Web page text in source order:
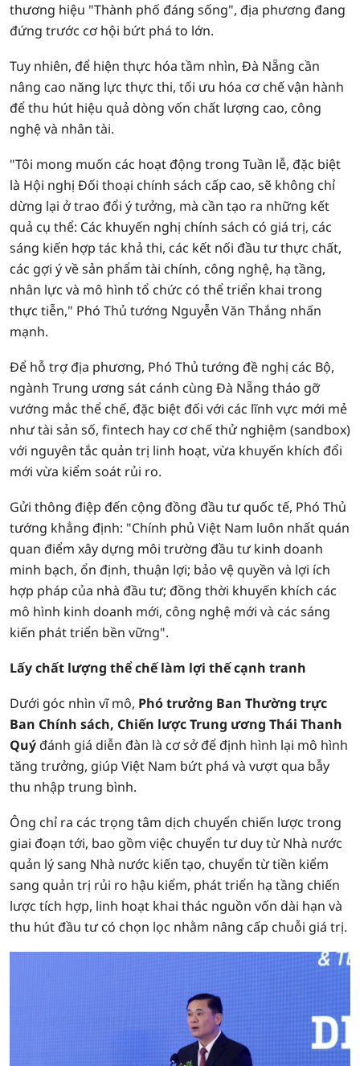
thương hiệu "Thành phố đáng sống", địa phương đang
đứng trước cơ hội bứt phá to lớn.
Tuy nhiên, để hiện thực hóa tầm nhìn, Đà Nẵng cần
nâng cao năng lực thực thi, tối ưu hóa cơ chế vận hành
để thu hút hiệu quả dòng vốn chất lượng cao, công
nghệ và nhân tài.
"Tôi mong muốn các hoạt động trong Tuần lễ, đặc biệt
là Hội nghị Đối thoại chính sách cấp cao, sẽ không chỉ
dừng lại ở trao đổi ý tưởng, mà cần tạo ra những kết
quả cụ thể: Các khuyến nghị chính sách có giá trị, các
sáng kiến hợp tác khả thi, các kết nối đầu tư thực chất,
các gợi ý về sản phẩm tài chính, công nghệ, hạ tầng,
nhân lực và mô hình tổ chức có thể triển khai trong
thực tiễn," Phó Thủ tướng Nguyễn Văn Thắng nhấn
mạnh.
Để hỗ trợ địa phương, Phó Thủ tướng đề nghị các Bộ,
ngành Trung ương sát cánh cùng Đà Nẵng tháo gỡ
vướng mắc thể chế, đặc biệt đối với các lĩnh vực mới mẻ
như tài sản số, fintech hay cơ chế thử nghiệm (sandbox)
với nguyên tắc quản trị linh hoạt, vừa khuyến khích đổi
mới vừa kiểm soát rủi ro.
Gửi thông điệp đến cộng đồng đầu tư quốc tế, Phó Thủ
tướng khẳng định: "Chính phủ Việt Nam luôn nhất quán
quan điểm xây dựng môi trường đầu tư kinh doanh
minh bạch, ổn định, thuận lợi; bảo vệ quyền và lợi ích
hợp pháp của nhà đầu tư; đồng thời khuyến khích các
mô hình kinh doanh mới, công nghệ mới và các sáng
kiến phát triển bền vững".
Lấy chất lượng thể chế làm lợi thế cạnh tranh
Dưới góc nhìn vĩ mô, Phó trưởng Ban Thường trực
Ban Chính sách, Chiến lược Trung ương Thái Thanh
Quýđánh giá diễn đàn là cơ sở để định hình lại mô hình
tăng trưởng, giúp Việt Nam bứt phá và vượt qua bẫy
thu nhập trung bình.
Ông chỉ ra các trọng tâm dịch chuyển chiến lược trong
giai đoạn tới, bao gồm việc chuyển tư duy từ Nhà nước
quản lý sang Nhà nước kiến tạo, chuyển từ tiền kiểm
sang quản trị rủi ro hậu kiểm, phát triển hạ tầng chiến
lược tích hợp, linh hoạt khai thác nguồn vốn dài hạn và
thu hút đầu tư có chọn lọc nhằm nâng cấp chuỗi giá trị.